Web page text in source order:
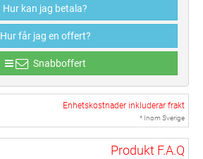
Hur kan jag betala?
Hur får jag en offert?
Snabboffert
Enhetskostnader inkluderar frakt
* Inom Sverige
Produkt F.A.Q